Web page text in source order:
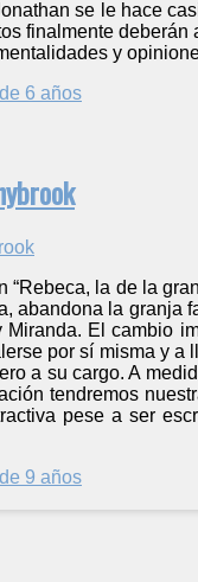
se le hace
finalmente
y
6 años
“Rebeca, la de la
abandona la granja
El cambio
por sí misma y
a su cargo. A
tendremos
pese a ser
9 años